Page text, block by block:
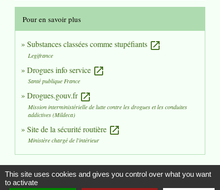
Pour en savoir plus
Substances classées comme stupéfiants open_in_new
Legifrance
Drogues info service open_in_new
Santé publique France
Drogues.gouv.fr open_in_new
Mission interministérielle de lutte contre les drogues et les conduites
addictives (Mildeca)
Site de la sécurité routière open_in_new
Ministère chargé de l'intérieur
Signaler une erreur sur cette page
This site uses cookies and gives you control over what you want
to activate